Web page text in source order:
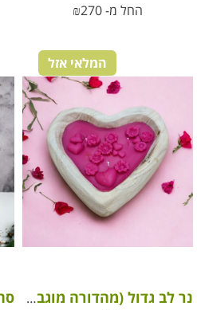
החל מ- ₪270
המלאי אזל
נר לב גדול (מהדורה מוגבלת ליום האהבה)